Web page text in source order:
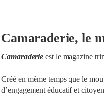
Camaraderie, le
Camaraderie est le magazine
Créé en même temps que le
d’engagement éducatif et